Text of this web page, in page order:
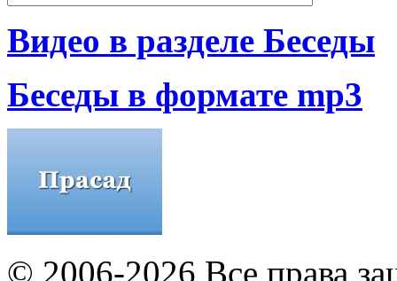
Видео в разделе Беседы
Беседы в формате mp3
© 2006-2026 Все права